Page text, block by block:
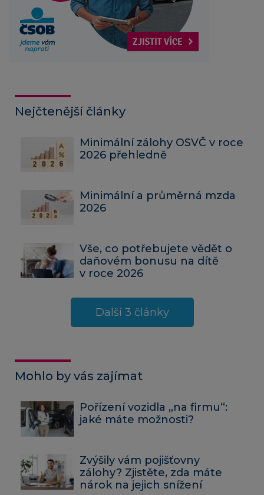
Nejčtenější články
Minimální zálohy OSVČ v roce
2026 přehledně
Minimální a průměrná mzda
2026
Vše, co potřebujete vědět o
daňovém bonusu na dítě
v roce 2026
Další 3 články
Mohlo by vás zajímat
Pořízení vozidla „na firmu“:
jaké máte možnosti?
Zvýšily vám pojišťovny
zálohy? Zjistěte, zda máte
nárok na jejich snížení